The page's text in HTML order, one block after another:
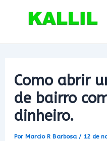
Como abrir
de bairro
dinheiro.
Por Marcio R Barbosa/ 12 de